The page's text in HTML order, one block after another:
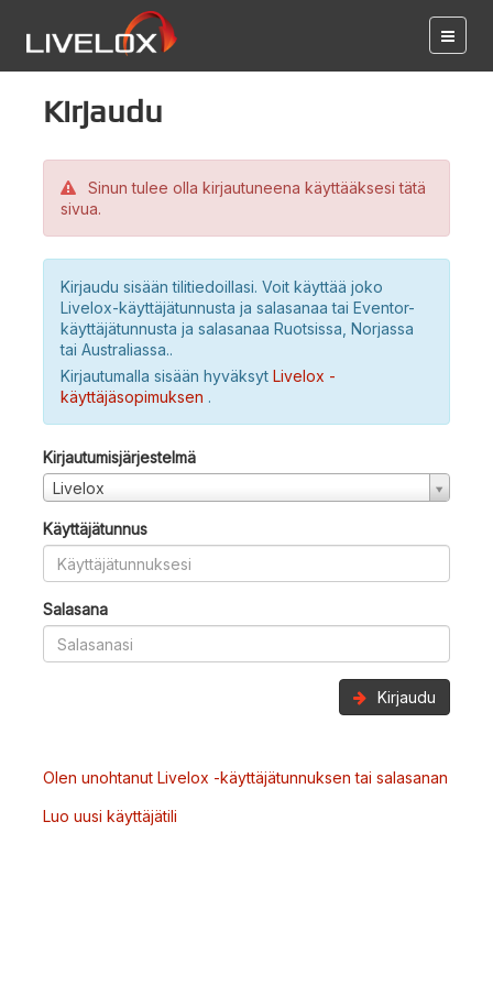
Kirjaudu
Sinun tulee olla kirjautuneena käyttääksesi tätä
sivua.
Kirjaudu sisään tilitiedoillasi. Voit käyttää joko
Livelox-käyttäjätunnusta ja salasanaa tai Eventor-
käyttäjätunnusta ja salasanaa Ruotsissa, Norjassa
tai Australiassa..
Kirjautumalla sisään hyväksyt Livelox -
käyttäjäsopimuksen .
Kirjautumisjärjestelmä
Livelox
Käyttäjätunnus
Salasana
Kirjaudu
Olen unohtanut Livelox -käyttäjätunnuksen tai salasanan
Luo uusi käyttäjätili